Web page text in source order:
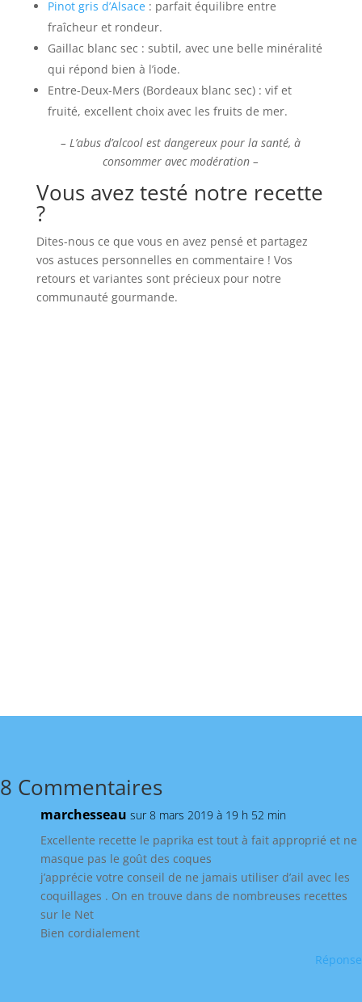
Pinot gris d’Alsace: parfait équilibre entre
fraîcheur et rondeur.
Gaillac blanc sec : subtil, avec une belle minéralité
qui répond bien à l’iode.
Entre-Deux-Mers (Bordeaux blanc sec) : vif et
fruité, excellent choix avec les fruits de mer.
– L’abus d’alcool est dangereux pour la santé, à
consommer avec modération –
Vous avez testé notre recette
?
Dites-nous ce que vous en avez pensé et partagez
vos astuces personnelles en commentaire ! Vos
retours et variantes sont précieux pour notre
communauté gourmande.
8 Commentaires
marchesseau sur 8 mars 2019 à 19 h 52 min
Excellente recette le paprika est tout à fait approprié et ne
masque pas le goût des coques
j’apprécie votre conseil de ne jamais utiliser d’ail avec les
coquillages . On en trouve dans de nombreuses recettes
sur le Net
Bien cordialement
Réponse